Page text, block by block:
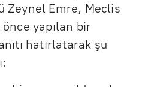
Zeynel Emre, Meclis
önce yapılan bir
hatırlatarak şu